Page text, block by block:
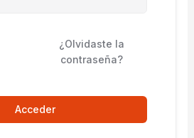
¿Olvidaste la
contraseña?
Acceder